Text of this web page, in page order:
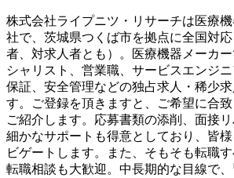
株式会社ライプニツ・リサーチは医療
社で、茨城県つくば市を拠点に全国対
者、対求人者とも）。医療機器メーカ
シャリスト、営業職、サービスエンジ
保証、安全管理などの独占求人・稀少
す。ご登録を頂きますと、ご希望に合
ご紹介します。応募書類の添削、面接
細かなサポートも得意としており、皆
ビゲートします。また、そもそも転職
転職相談も大歓迎。中長期的な目線で